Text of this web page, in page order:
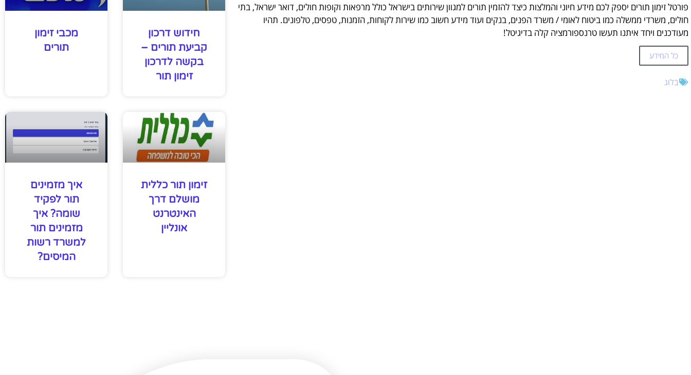
פורטל זימון תורים יספק לכם מידע חיוני והמלצות כיצד להזמין תורים למגוון שירותים בישראל כולל מרפאות וקופות חולים, דואר ישראל, בתי
חולים, משרדי ממשלה כמו ביטוח לאומי / משרד הפנים, בנקים ועוד מידע חשוב כמו שירות לקוחות, הזמנות, טפסים, טלפונים. תהיו
מעודכנים ויחד איתנו תעשו טרנספורמציה קלה בדיגיטל!
כל המידע
בלוג
חידוש דרכון
קביעת תורים –
בקשה לדרכון
זימון תור
מכבי זימון
תורים
זימון תור כללית
מושלם דרך
האינטרנט
אונליין
איך מזמינים
תור לפקיד
שומה? איך
מזמינים תור
למשרד רשות
המיסים?